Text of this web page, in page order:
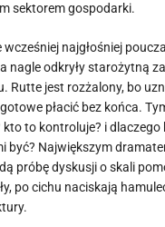
sektorem gospodarki.
najgłośniej
nagle odkryły starożytną
Rutte jest rozżalony, bo
płacić bez końca.
to kontroluje? i
być? Największym
próbę dyskusji o skali
po cichu naciskają